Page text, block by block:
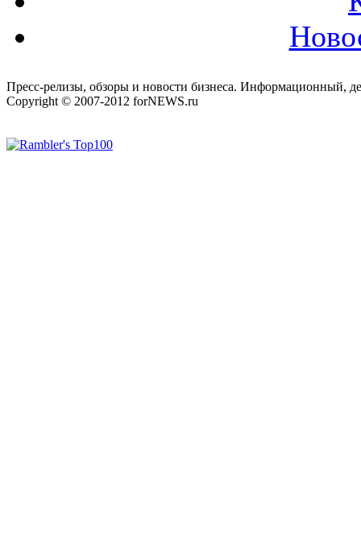
Пресс-релизы, обзоры и новости бизнеса. Информационный,
Copyright © 2007-2012 forNEWS.ru